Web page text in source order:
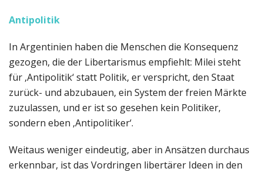
Antipolitik
In Argentinien haben die Menschen die Konsequenz
gezogen, die der Libertarismus empfiehlt: Milei steht
für ‚Antipolitik‘ statt Politik, er verspricht, den Staat
zurück- und abzubauen, ein System der freien Märkte
zuzulassen, und er ist so gesehen kein Politiker,
sondern eben ‚Antipolitiker‘.
Weitaus weniger eindeutig, aber in Ansätzen durchaus
erkennbar, ist das Vordringen libertärer Ideen in den